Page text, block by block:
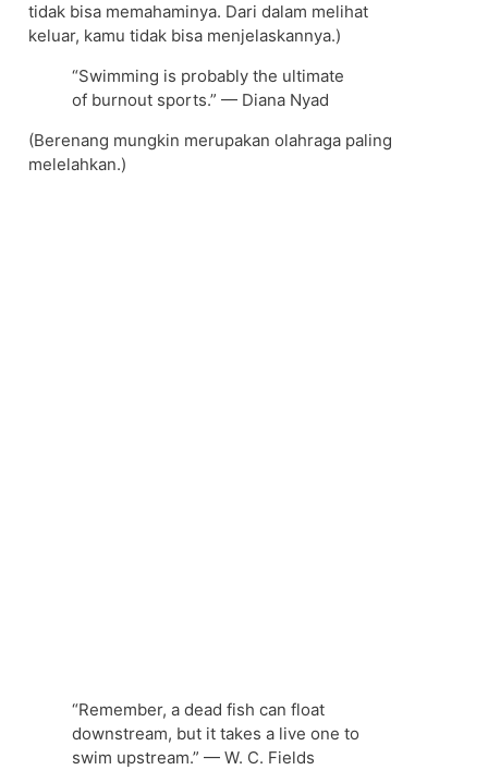
tidak bisa memahaminya. Dari dalam melihat
keluar, kamu tidak bisa menjelaskannya.)
“Swimming is probably the ultimate
of burnout sports.” — Diana Nyad
(Berenang mungkin merupakan olahraga paling
melelahkan.)
“Remember, a dead fish can float
downstream, but it takes a live one to
swim upstream.” — W. C. Fields